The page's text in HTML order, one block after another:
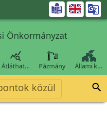

Önkormányzat

Átláthat… Pázmány Állami k…
közül 